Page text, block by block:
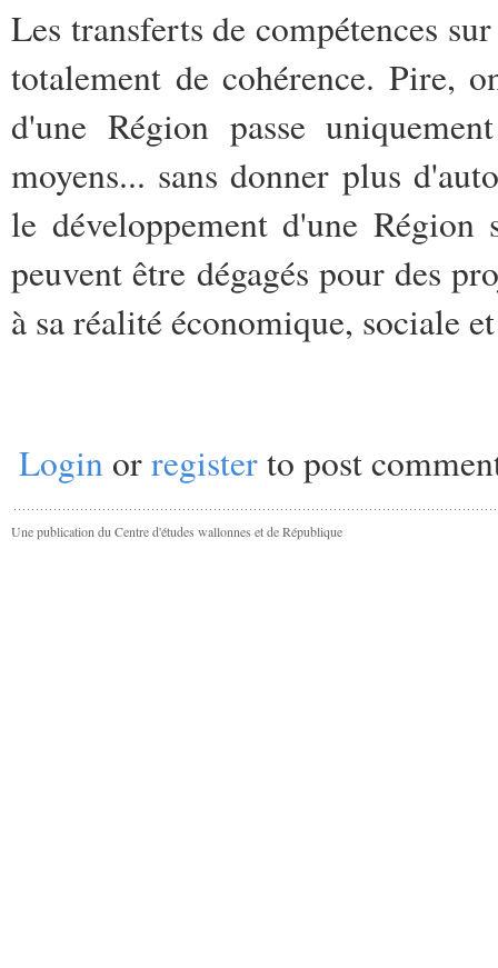
Les transferts de compétences
totalement de cohérence. Pire,
d'une Région passe
moyens... sans donner plus
le développement d'une
peuvent être dégagés pour des
à sa réalité économique, sociale
Loginorregisterto post
Une publication du Centre d'études wallonnes et de République